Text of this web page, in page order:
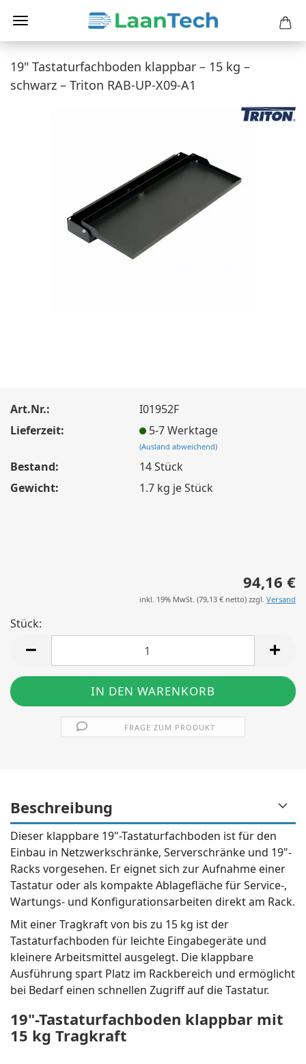
19" Tastaturfachboden klappbar – 15 kg –
schwarz – Triton RAB-UP-X09-A1
Art.Nr.:
I01952F
Lieferzeit:
5-7 Werktage
(Ausland abweichend)
Bestand: 14Stück
Gewicht:
1.7 kg je Stück
94,16 €
inkl. 19% MwSt. (79,13 € netto) zzgl. Versand
Stück:
FRAGE ZUM PRODUKT
Beschreibung
Dieser klappbare 19"-Tastaturfachboden ist für den
Einbau in Netzwerkschränke, Serverschränke und 19"-
Racks vorgesehen. Er eignet sich zur Aufnahme einer
Tastatur oder als kompakte Ablagefläche für Service-,
Wartungs- und Konfigurationsarbeiten direkt am Rack.
Mit einer Tragkraft von bis zu 15 kg ist der
Tastaturfachboden für leichte Eingabegeräte und
kleinere Arbeitsmittel ausgelegt. Die klappbare
Ausführung spart Platz im Rackbereich und ermöglicht
bei Bedarf einen schnellen Zugriff auf die Tastatur.
19"-Tastaturfachboden klappbar mit
15 kg Tragkraft